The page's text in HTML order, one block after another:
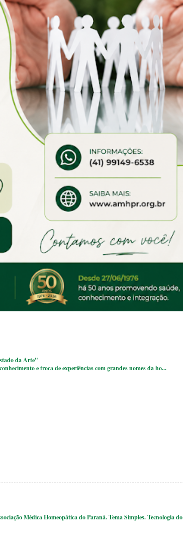
da Arte"
e troca de experiências com grandes nomes da ho...
Médica Homeopática do Paraná. Tema Simples. Tecnologia do